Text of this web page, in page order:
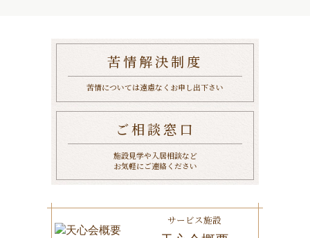
苦情解決制度
苦情については遠慮なくお申し出下さい
ご相談窓口
施設見学や入居相談など
お気軽にご連絡ください
サービス施設